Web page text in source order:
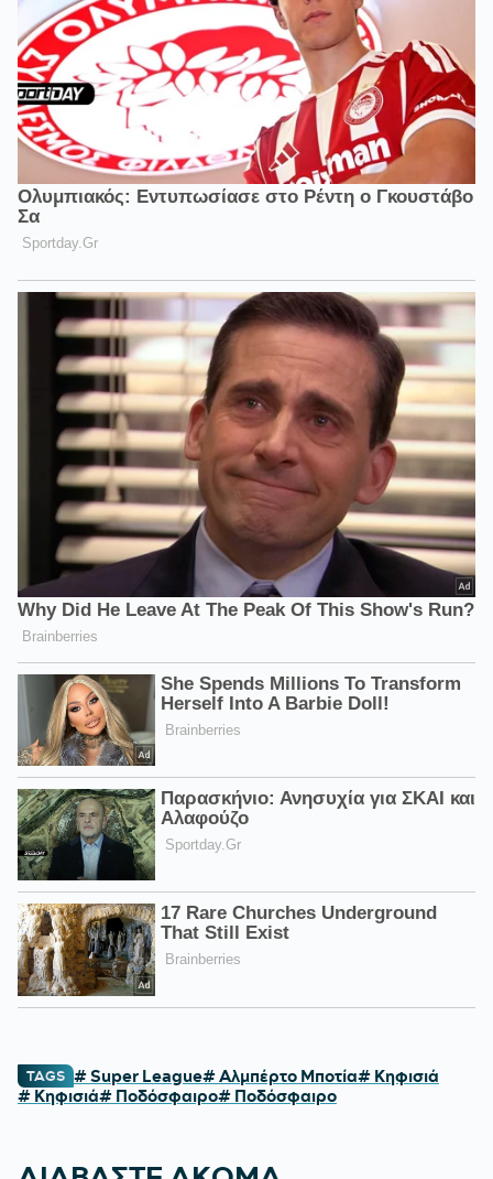
TAGS # Super League# Αλμπέρτο Μποτία# Κηφισιά
# Κηφισιά# Ποδόσφαιρο# Ποδόσφαιρο